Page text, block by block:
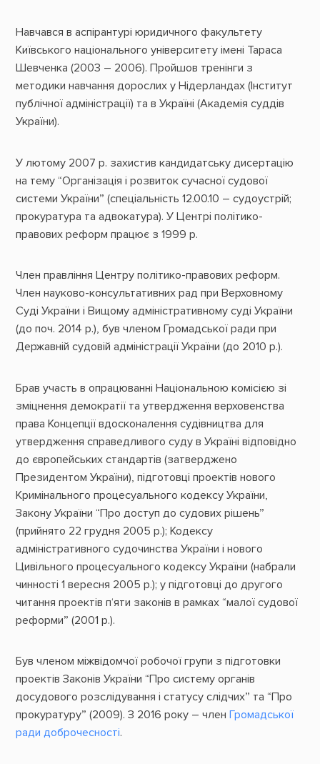
Навчався в аспірантурі юридичного факультету
Київського національного університету імені Тараса
Шевченка (2003 – 2006). Пройшов тренінги з
методики навчання дорослих у Нідерландах (Інститут
публічної адміністрації) та в Україні (Академія суддів
України).
У лютому 2007 р. захистив кандидатську дисертацію
на тему “Організація і розвиток сучасної судової
системи України” (спеціальність 12.00.10 – судоустрій;
прокуратура та адвокатура). У Центрі політико-
правових реформ працює з 1999 р.
Член правління Центру політико-правових реформ.
Член науково-консультативних рад при Верховному
Суді України і Вищому адміністративному суді України
(до поч. 2014 р.), був членом Громадської ради при
Державній судовій адміністрації України (до 2010 р.).
Брав участь в опрацюванні Національною комісією зі
зміцнення демократії та утвердження верховенства
права Концепції вдосконалення судівництва для
утвердження справедливого суду в Україні відповідно
до європейських стандартів (затверджено
Президентом України), підготовці проектів нового
Кримінального процесуального кодексу України,
Закону України “Про доступ до судових рішень”
(прийнято 22 грудня 2005 р.); Кодексу
адміністративного судочинства України і нового
Цивільного процесуального кодексу України (набрали
чинності 1 вересня 2005 р.); у підготовці до другого
читання проектів п‘яти законів в рамках “малої судової
реформи” (2001 р.).
Був членом міжвідомчої робочої групи з підготовки
проектів Законів України “Про систему органів
досудового розслідування і статусу слідчих” та “Про
прокуратуру” (2009). З 2016 року – член Громадської
ради доброчесності.